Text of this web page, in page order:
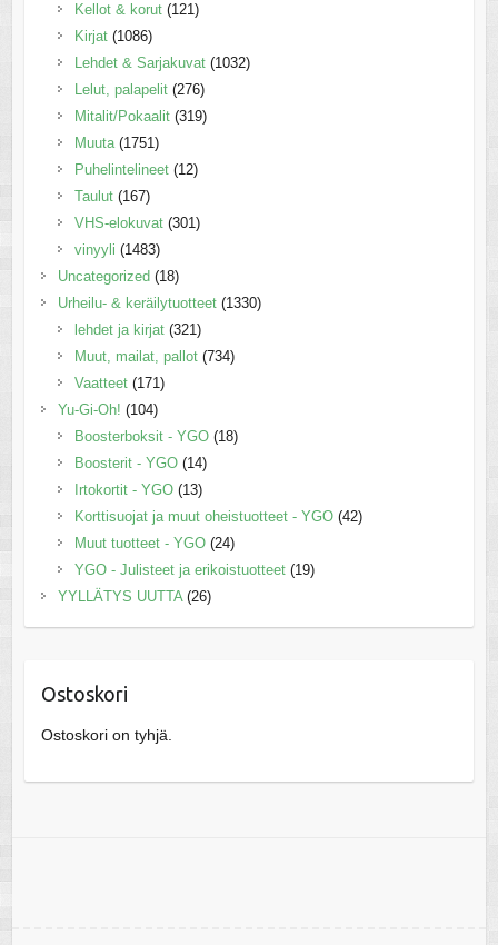
Kellot & korut (121)
Kirjat (1086)
Lehdet & Sarjakuvat (1032)
Lelut, palapelit (276)
Mitalit/Pokaalit (319)
Muuta (1751)
Puhelintelineet (12)
Taulut (167)
VHS-elokuvat (301)
vinyyli (1483)
Uncategorized (18)
Urheilu- & keräilytuotteet (1330)
lehdet ja kirjat (321)
Muut, mailat, pallot (734)
Vaatteet (171)
Yu-Gi-Oh! (104)
Boosterboksit - YGO (18)
Boosterit - YGO (14)
Irtokortit - YGO (13)
Korttisuojat ja muut oheistuotteet - YGO (42)
Muut tuotteet - YGO (24)
YGO - Julisteet ja erikoistuotteet (19)
YYLLÄTYS UUTTA (26)
Ostoskori
Ostoskori on tyhjä.